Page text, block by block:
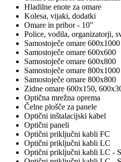
Hladilne enote za omare
Kolesa, vijaki, dodatki
Omare in pribor - 10"
Police, vodila, organizatorji,
Samostoječe omare 600x1000
Samostoječe omare 600x600
Samostoječe omare 600x800
Samostoječe omare 800x1000
Samostoječe omare 800x800
Zidne omare 600x150,
Optična mrežna oprema
Čelne plošče za panele
Optični inštalacijski kabel
Optični paneli
Optični priključni kabli FC
Optični priključni kabli LC
Optični priključni kabli LC -